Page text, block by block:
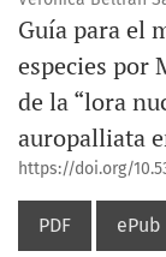
Guía para el
especies por
de la “lora
auropalliata
https://doi.org/
PDF ePub